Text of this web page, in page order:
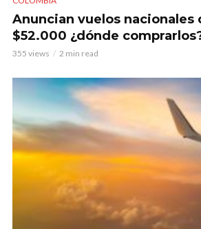
Anuncian vuelos nacionales
$52.000 ¿dónde
355 views 2 min read